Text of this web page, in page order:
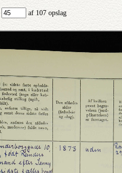
af 107 opslag